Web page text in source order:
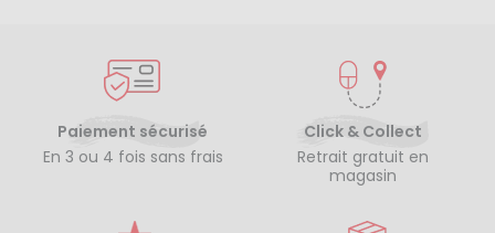
Paiement sécurisé
En 3 ou 4 fois sans frais
Click & Collect
Retrait gratuit en
magasin